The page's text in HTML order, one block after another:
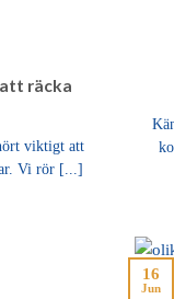
räcka
viktigt att
Vi rör [...]
16
Jun